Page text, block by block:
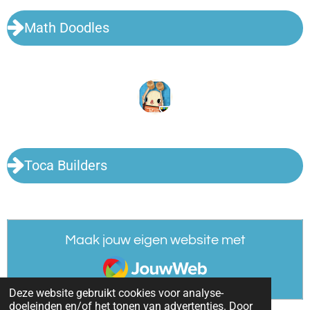
Deze website gebruikt cookies voor analyse-
doeleinden en/of het tonen van advertenties. Door
Math Doodles
Toca Builders
Maak jouw eigen website met
JouwWeb